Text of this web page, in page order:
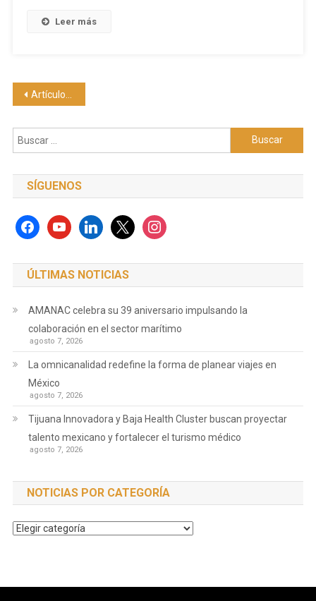
Leer más
Navegación
de
entradas
Artículos antiguos
Buscar:
SÍGUENOS
facebookyoutubelinkedinx instagram
ÚLTIMAS NOTICIAS
AMANAC celebra su 39 aniversario impulsando la
colaboración en el sector marítimo
agosto 7, 2026
La omnicanalidad redefine la forma de planear viajes en
México
agosto 7, 2026
Tijuana Innovadora y Baja Health Cluster buscan proyectar
talento mexicano y fortalecer el turismo médico
agosto 7, 2026
NOTICIAS POR CATEGORÍA
Noticias